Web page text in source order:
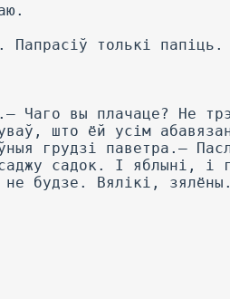
толькі папіць.
вы плачаце? He
што ёй усім
грудзі паветра.—
садок. I яблыні, і
будзе. Вялікі,